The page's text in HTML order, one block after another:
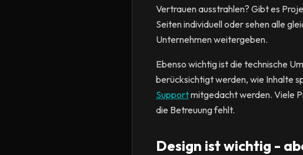
Vertrauen ausstrahlen? Gibt es
Seiten individuell oder sehen alle
Unternehmen weitergeben.
Ebenso wichtig ist die technische
berücksichtigt werden, wie Inhalte
Supportmitgedacht werden. Viele
die Betreuung fehlt.
Design ist wichtig -